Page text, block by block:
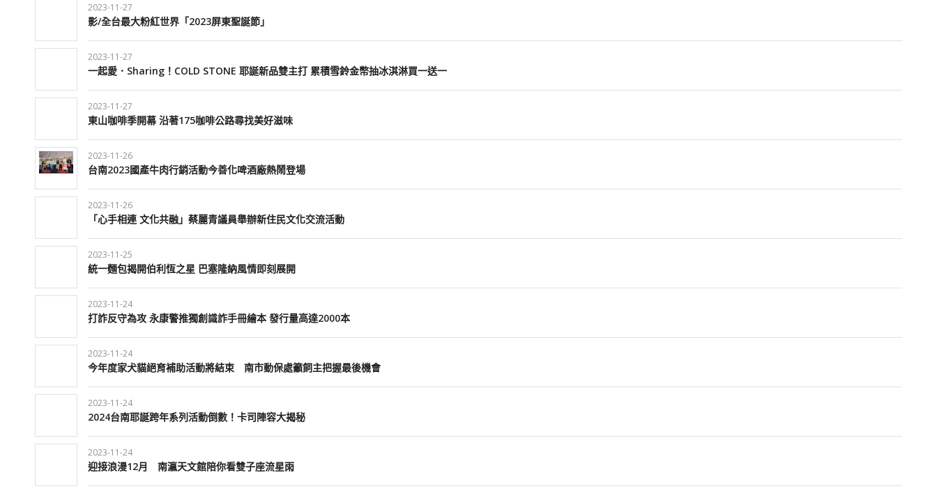
2023-11-27
影/全台最大粉紅世界「2023屏東聖誕節」
2023-11-27
一起愛．Sharing！COLD STONE 耶誕新品雙主打 累積雪鈴金幣抽冰淇淋買一送一
2023-11-27
東山咖啡季開幕 沿著175咖啡公路尋找美好滋味
2023-11-26
台南2023國產牛肉行銷活動今善化啤酒廠熱鬧登場
2023-11-26
「心手相連 文化共融」蔡麗青議員舉辦新住民文化交流活動
2023-11-25
統一麵包揭開伯利恆之星 巴塞隆納風情即刻展開
2023-11-24
打詐反守為攻 永康警推獨創識詐手冊繪本 發行量高達2000本
2023-11-24
今年度家犬貓絕育補助活動將結束 南市動保處籲飼主把握最後機會
2023-11-24
2024台南耶誕跨年系列活動倒數！卡司陣容大揭秘
2023-11-24
迎接浪漫12月 南瀛天文館陪你看雙子座流星雨